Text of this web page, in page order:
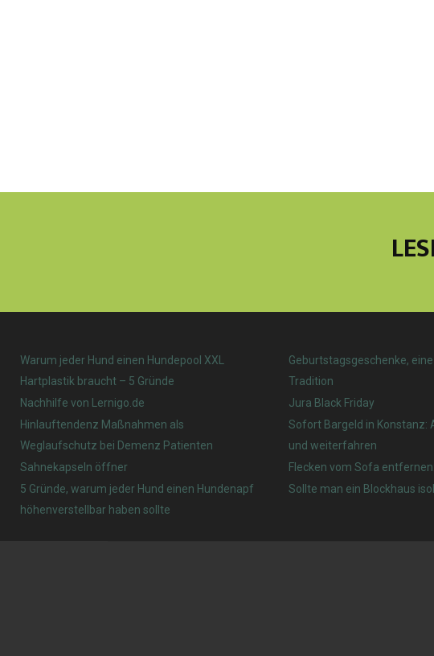
Warum jeder Hund einen Hundepool XXL
Hartplastik braucht – 5 Gründe
Nachhilfe von Lernigo.de
Hinlauftendenz Maßnahmen als
Weglaufschutz bei Demenz Patienten
Sahnekapseln öffner
5 Gründe, warum jeder Hund einen Hundenapf
höhenverstellbar haben sollte
Geburtstagsgeschenke,
Tradition
Jura Black Friday
Sofort Bargeld in Konstanz:
und weiterfahren
Flecken vom Sofa entfernen:
Sollte man ein Blockhaus